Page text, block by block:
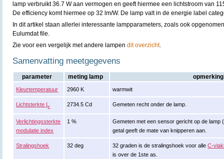
lamp verbruikt 36.7 W aan vermogen en geeft hiermee een lichtstroom van
De efficiency komt hiermee op 32 lm/W. De lamp valt in de energie label
In dit artikel staan allerlei interessante lampparameters, zoals ook
Eulumdat file.
Zie voor een vergelijk met andere lampen dit overzicht.
Samenvatting meetgegevens
parameter meting lamp opmerking
Kleurtemperatuur 2960 K warmwit
Lichtsterkte Iv 2734.5 Cd Gemeten recht onder de lamp.
Verlichtingssterkte
modulatie index
1 %
Gemeten met een sensor gericht op de lamp
getal geeft de mate van knipperen aan.
Stralingshoek 32 deg 32 graden is de stralingshoek voor alleC-
is over de 1ste as.